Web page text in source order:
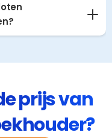
prijs van